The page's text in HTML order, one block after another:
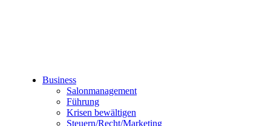
Business
Salonmanagement
Führung
Krisen bewältigen
Steuern/Recht/Marketing